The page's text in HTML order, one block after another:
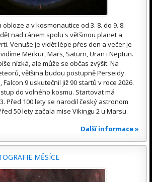
a v kosmonautice od 3. 8. do 9. 8.
nad ránem spolu s většinou planet a
Venuše je vidět lépe přes den a večer je
Merkur, Mars, Saturn, Uran i Neptun.
nízká, ale může se občas zvýšit. Na
většina budou postupně Perseidy.
9 uskutečnil již 90 startů v roce 2026.
do volného kosmu. Startovat má
Před 100 lety se narodil český astronom
50 lety začala mise Vikingu 2 u Marsu.
Další informace »
MĚSÍCE